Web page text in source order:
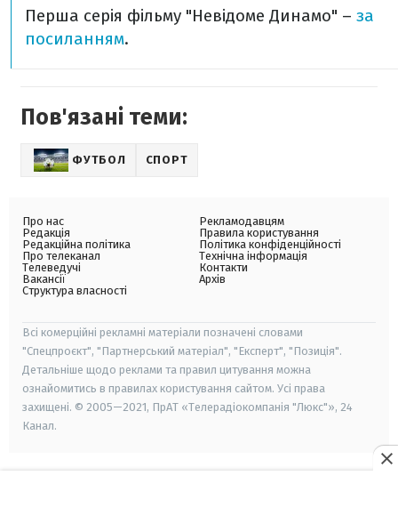
Перша серія фільму "Невідоме Динамо" – за
посиланням.
Пов'язані теми:
ФУТБОЛ СПОРТ
Про нас
Редакція
Редакційна політика
Про телеканал
Телеведучі
Вакансії
Структура власності
Рекламодавцям
Правила користування
Політика конфіденційності
Технічна інформація
Контакти
Архів
Всі комерційні рекламні матеріали позначені словами
"Спецпроєкт", "Партнерський матеріал", "Експерт", "Позиція".
Детальніше щодо реклами та правил цитування можна
ознайомитись в правилах користування сайтом. Усі права
захищені. © 2005—2021, ПрАТ «Телерадіокомпанія "Люкс"», 24
Канал.